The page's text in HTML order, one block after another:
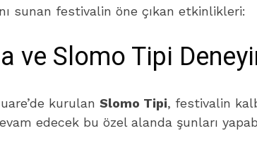
sunan festivalin öne çıkan etkinlikleri:
ve Slomo Tipi
kurulan Slomo Tipi, festivalin
edecek bu özel alanda şunları